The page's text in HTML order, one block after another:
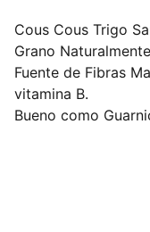
Cous Cous Trigo
Grano
Fuente de Fibras
vitamina B.
Bueno como